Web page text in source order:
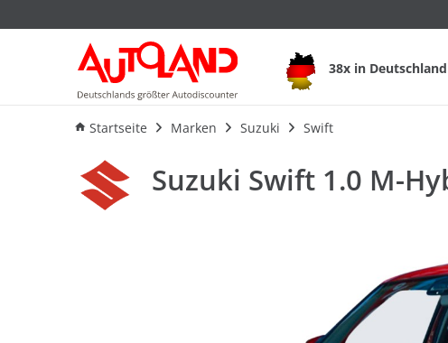
38x in Deutschland
Startseite Marken Suzuki Swift
Suzuki Swift 1.0 M-
Ausstattung Verbrauch
Suzuki Swift 1.0 M-